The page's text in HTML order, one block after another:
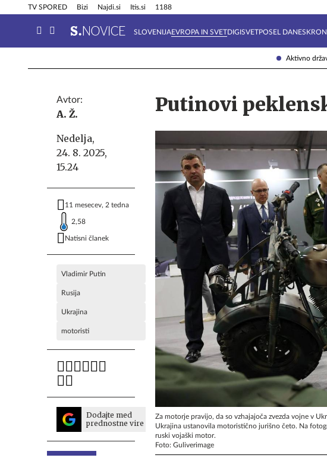
Aktivno
TV SPORED Bizi Najdi.si Itis.si 1188
SLOVENIJAEVROPA IN SVETDIGISVETPOSEL DANES
Info in obvestila Tehnik
Avtor:
A. Ž.
Nedelja,
24. 8. 2025,
15.24
11 mesecev, 2 tedna
2,58
Natisni članek
Vladimir Putin
Rusija
Ukrajina
motoristi
Dodajte med
prednostne vire
Putinovi
Za motorje pravijo, da so vzhajajoča zvezda vojne v
Ukrajina ustanovila motoristično jurišno četo. Na
ruski vojaški motor.
Foto: Guliverimage